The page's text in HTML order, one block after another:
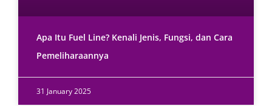
Apa Itu Fuel Line? Kenali Jenis, Fungsi, dan Cara
Pemeliharaannya
31 January 2025